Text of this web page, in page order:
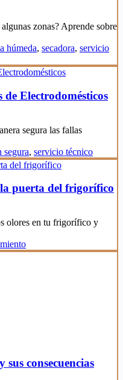
zonas? Aprende sobre
húmeda, secadora, servicio
de Electrodomésticos
segura las fallas
segura, servicio técnico
puerta del frigorífico
olores en tu frigorífico y
consecuencias